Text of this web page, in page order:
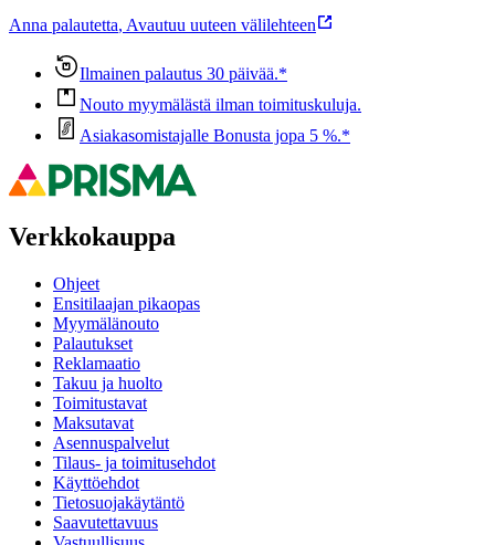
Anna palautetta, Avautuu uuteen välilehteen
Ilmainen palautus 30 päivää.*
Nouto myymälästä ilman toimituskuluja.
Asiakasomistajalle Bonusta jopa 5 %.*
Verkkokauppa
Ohjeet
Ensitilaajan pikaopas
Myymälänouto
Palautukset
Reklamaatio
Takuu ja huolto
Toimitustavat
Maksutavat
Asennuspalvelut
Tilaus- ja toimitusehdot
Käyttöehdot
Tietosuojakäytäntö
Saavutettavuus